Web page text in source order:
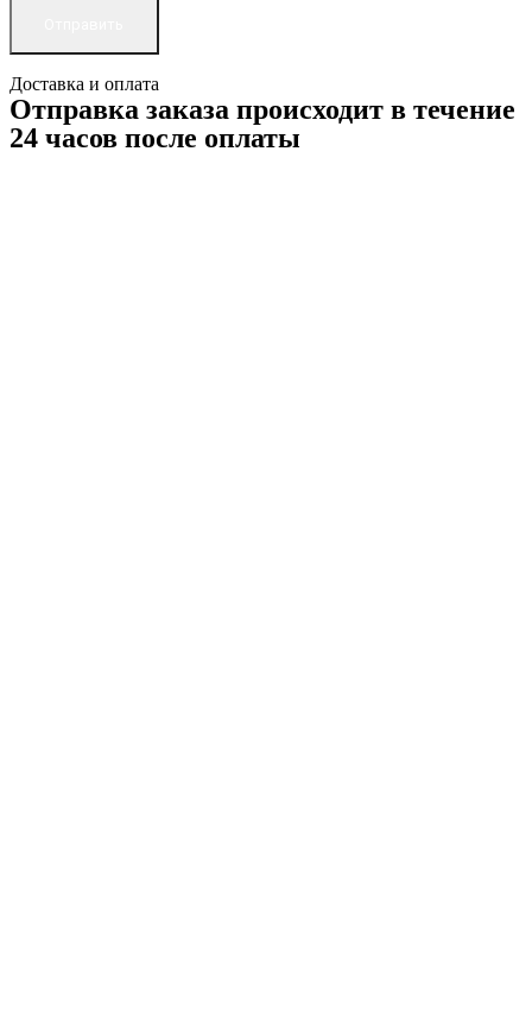
Доставка и оплата
Отправка заказа происходит в течение
24 часов после оплаты